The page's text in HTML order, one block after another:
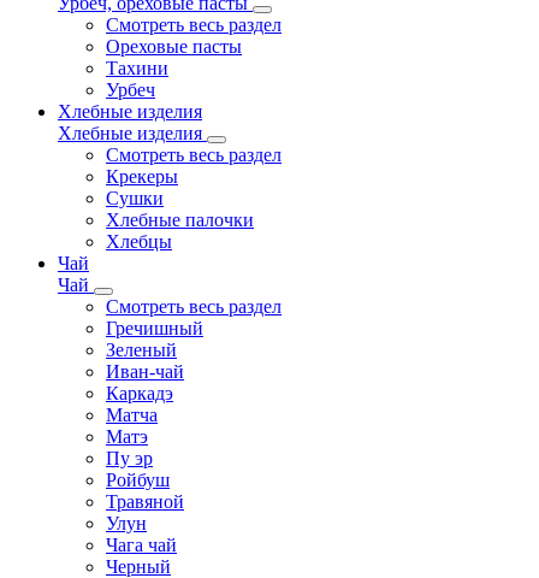
Смотреть весь раздел
Ореховые пасты
Тахини
Урбеч
Хлебные изделия
Хлебные изделия
Смотреть весь раздел
Крекеры
Сушки
Хлебные палочки
Хлебцы
Чай
Чай
Смотреть весь раздел
Гречишный
Зеленый
Иван-чай
Каркадэ
Матча
Матэ
Пу эр
Ройбуш
Травяной
Улун
Чага чай
Черный